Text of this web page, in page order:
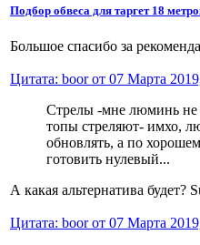
Подбор обвеса для таргет 18
Большое спасибо за
Цитата: boor от 07 Марта
Стрелы -мне люминь не
топы стреляют- имхо,
обновлять, а по
готовить нулевый...
А какая альтернатива будет?
Цитата: boor от 07 Марта